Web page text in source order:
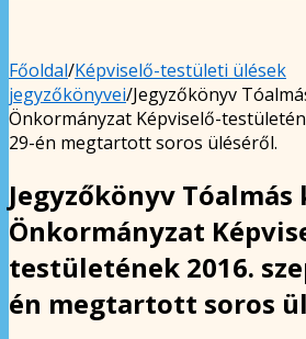
Főoldal/Képviselő-testületi ülések
jegyzőkönyvei/Jegyzőkönyv
Önkormányzat Képviselő-
29-én megtartott soros üléséről.
Jegyzőkönyv Tóalmás
Önkormányzat
testületének 2016.
én megtartott soros